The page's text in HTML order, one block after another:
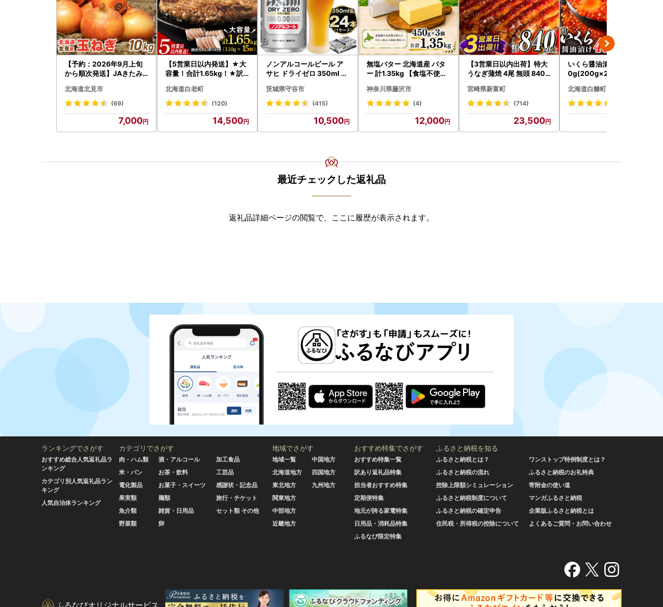
【予約：2026年9月上旬
から順次発送】JAきたみ
g ( タマネギ たまねぎ 野菜
)【210-0003-2026】
北海道北見市
(69)
7,000
【5営業日以内発送】★大
容量！合計1.65kg！★訳
ーグ(110ｇ5枚入）×3 AG
058
北海道白老町
(120)
14,500
ノンアルコールビール ア
サヒ ドライゼロ 350ml 24
守谷市
茨城県守谷市
(415)
10,500
無塩バター 北海道産 バタ
ー 計1.35kg 【食塩不使用
神奈川県藤沢市
(4)
12,000
【3営業日以内出荷】特大
うなぎ蒲焼 4尾 無頭 840g
宮崎県新富町
(714)
23,500
いくら醤油漬（鮭卵） 40
0g(200g×2パック)_K02
北海道白糠町
最近チェックした返礼品
返礼品詳細ページの閲覧で、ここに履歴が表示されます。
ランキングでさがす
おすすめ総合人気返礼品ラ
ンキング
カテゴリ別人気返礼品ラン
キング
人気自治体ランキング
カテゴリでさがす
肉・ハム類
米・パン
電化製品
果実類
魚介類
野菜類
酒・アルコール
お茶・飲料
お菓子・スイーツ
麺類
雑貨・日用品
卵
加工食品
工芸品
感謝状・記念品
旅行・チケット
セット類 その他
地域でさがす
地域一覧
北海道地方
東北地方
関東地方
中部地方
近畿地方
中国地方
四国地方
九州地方
おすすめ特集でさがす
おすすめ特集一覧
訳あり返礼品特集
担当者おすすめ特集
定期便特集
地元が誇る家電特集
日用品・消耗品特集
ふるなび限定特集
ふるさと納税を知る
ふるさと納税とは？
ふるさと納税の流れ
控除上限額シミュレーション
ふるさと納税制度について
ふるさと納税の確定申告
住民税・所得税の控除について
ワンストップ特例制度とは？
ふるさと納税のお礼特典
寄附金の使い道
マンガふるさと納税
企業版ふるさと納税とは
よくあるご質問・お問い合わせ